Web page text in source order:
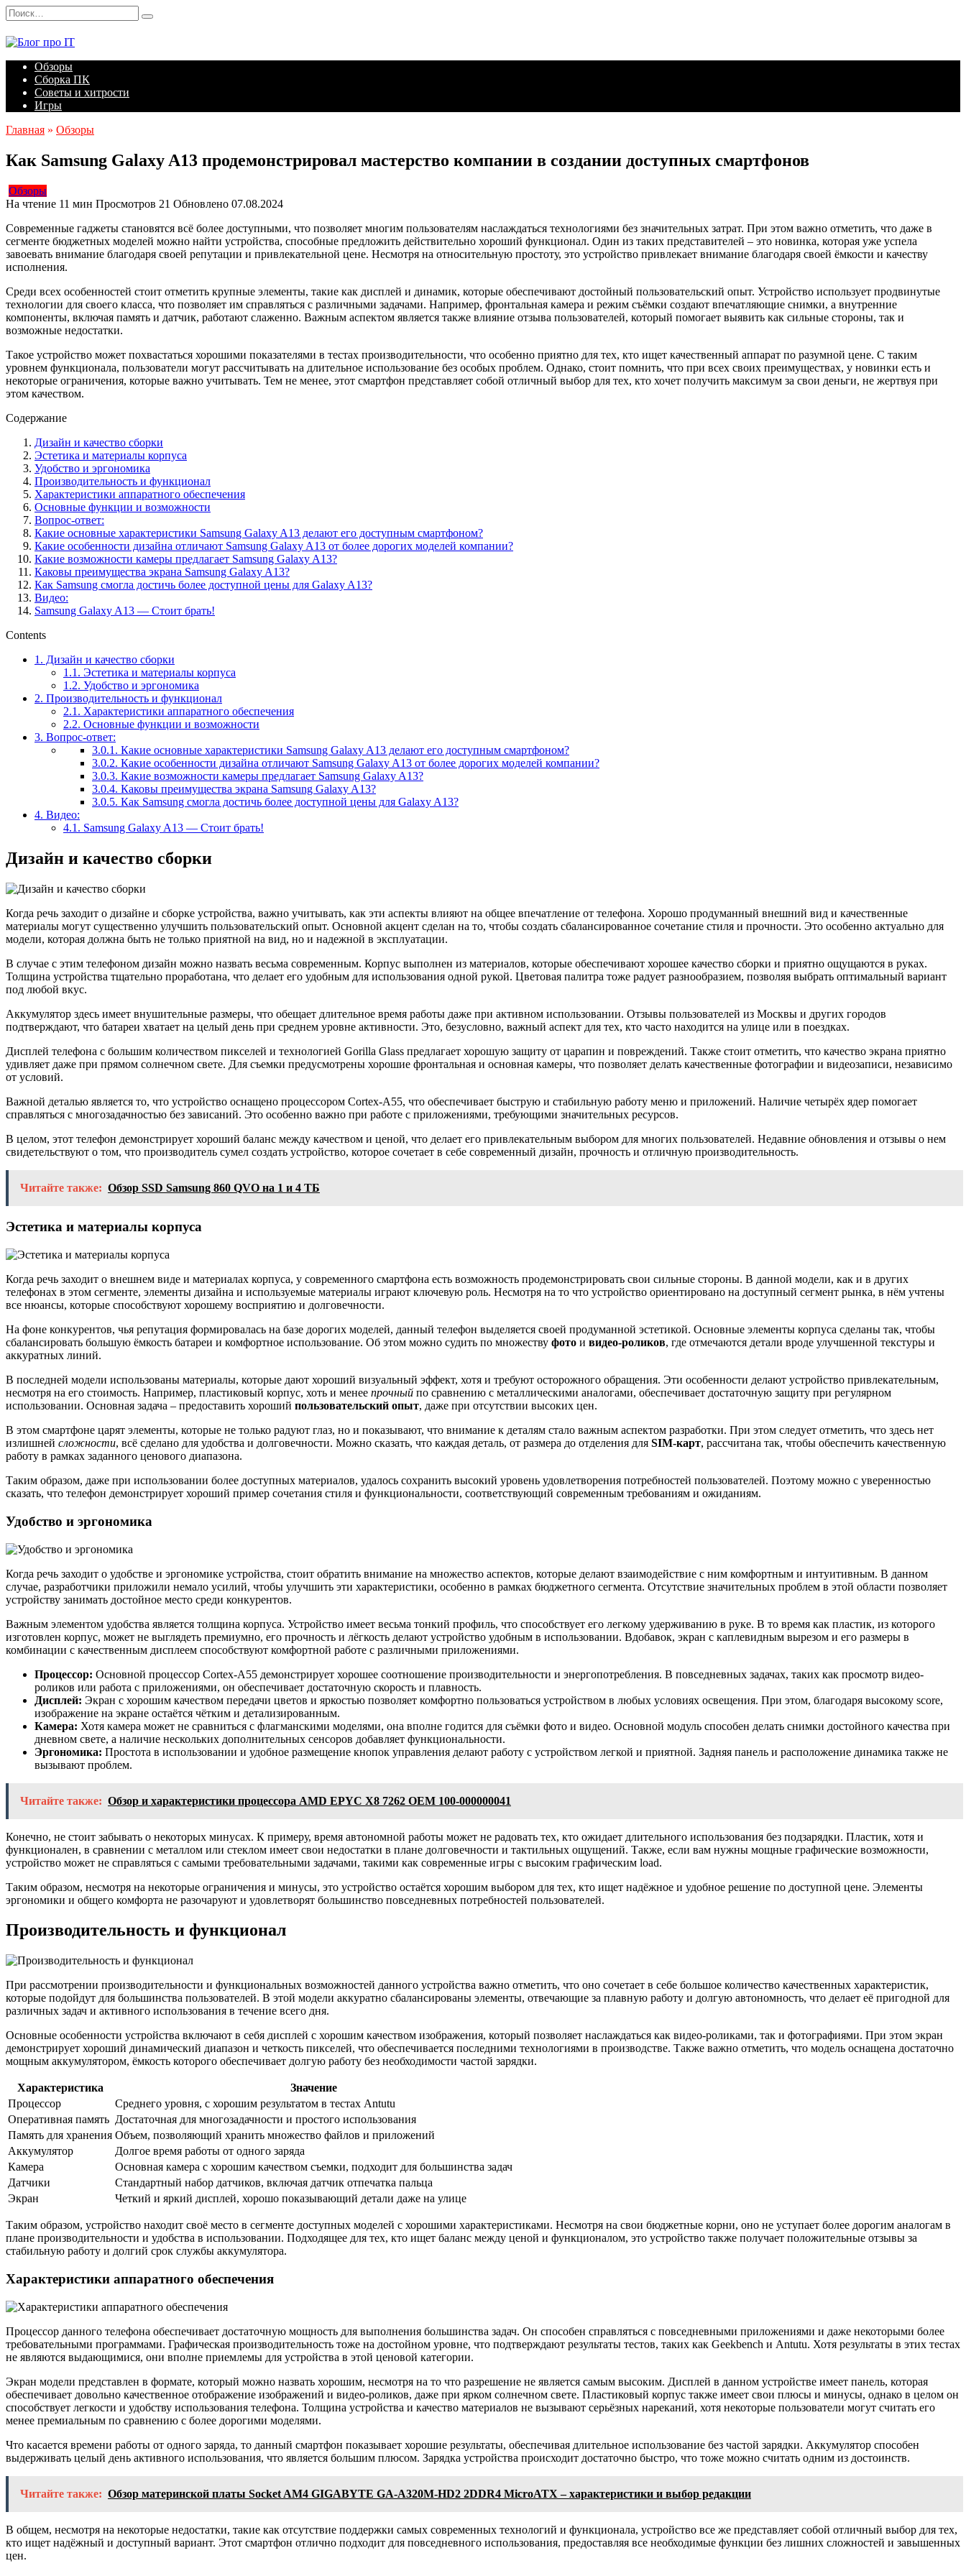
Перейти
к
содержанию
Search
for:
Обзоры
Сборка ПК
Советы и хитрости
Игры
Главная » Обзоры
Как Samsung Galaxy A13 продемонстрировал мастерство компании в создании доступных смартфонов
Обзоры
На чтение 11 мин Просмотров 21 Обновлено 07.08.2024
Современные гаджеты становятся всё более доступными, что позволяет многим пользователям наслаждаться технологиями без значительных затрат. При этом важно отметить, что даже в
сегменте бюджетных моделей можно найти устройства, способные предложить действительно хороший функционал. Один из таких представителей – это новинка, которая уже успела
завоевать внимание благодаря своей репутации и привлекательной цене. Несмотря на относительную простоту, это устройство привлекает внимание благодаря своей ёмкости и качеству
исполнения.
Среди всех особенностей стоит отметить крупные элементы, такие как дисплей и динамик, которые обеспечивают достойный пользовательский опыт. Устройство использует продвинутые
технологии для своего класса, что позволяет им справляться с различными задачами. Например, фронтальная камера и режим съёмки создают впечатляющие снимки, а внутренние
компоненты, включая память и датчик, работают слаженно. Важным аспектом является также влияние отзыва пользователей, который помогает выявить как сильные стороны, так и
возможные недостатки.
Такое устройство может похвастаться хорошими показателями в тестах производительности, что особенно приятно для тех, кто ищет качественный аппарат по разумной цене. С таким
уровнем функционала, пользователи могут рассчитывать на длительное использование без особых проблем. Однако, стоит помнить, что при всех своих преимуществах, у новинки есть и
некоторые ограничения, которые важно учитывать. Тем не менее, этот смартфон представляет собой отличный выбор для тех, кто хочет получить максимум за свои деньги, не жертвуя при
этом качеством.
Содержание
Дизайн и качество сборки
Эстетика и материалы корпуса
Удобство и эргономика
Производительность и функционал
Характеристики аппаратного обеспечения
Основные функции и возможности
Вопрос-ответ:
Какие основные характеристики Samsung Galaxy A13 делают его доступным смартфоном?
Какие особенности дизайна отличают Samsung Galaxy A13 от более дорогих моделей компании?
Какие возможности камеры предлагает Samsung Galaxy A13?
Каковы преимущества экрана Samsung Galaxy A13?
Как Samsung смогла достичь более доступной цены для Galaxy A13?
Видео:
Samsung Galaxy A13 — Стоит брать!
Contents
1. Дизайн и качество сборки
1.1. Эстетика и материалы корпуса
1.2. Удобство и эргономика
2. Производительность и функционал
2.1. Характеристики аппаратного обеспечения
2.2. Основные функции и возможности
3. Вопрос-ответ:
3.0.1. Какие основные характеристики Samsung Galaxy A13 делают его доступным смартфоном?
3.0.2. Какие особенности дизайна отличают Samsung Galaxy A13 от более дорогих моделей компании?
3.0.3. Какие возможности камеры предлагает Samsung Galaxy A13?
3.0.4. Каковы преимущества экрана Samsung Galaxy A13?
3.0.5. Как Samsung смогла достичь более доступной цены для Galaxy A13?
4. Видео:
4.1. Samsung Galaxy A13 — Стоит брать!
Дизайн и качество сборки
Когда речь заходит о дизайне и сборке устройства, важно учитывать, как эти аспекты влияют на общее впечатление от телефона. Хорошо продуманный внешний вид и качественные
материалы могут существенно улучшить пользовательский опыт. Основной акцент сделан на то, чтобы создать сбалансированное сочетание стиля и прочности. Это особенно актуально для
модели, которая должна быть не только приятной на вид, но и надежной в эксплуатации.
В случае с этим телефоном дизайн можно назвать весьма современным. Корпус выполнен из материалов, которые обеспечивают хорошее качество сборки и приятно ощущаются в руках.
Толщина устройства тщательно проработана, что делает его удобным для использования одной рукой. Цветовая палитра тоже радует разнообразием, позволяя выбрать оптимальный вариант
под любой вкус.
Аккумулятор здесь имеет внушительные размеры, что обещает длительное время работы даже при активном использовании. Отзывы пользователей из Москвы и других городов
подтверждают, что батареи хватает на целый день при среднем уровне активности. Это, безусловно, важный аспект для тех, кто часто находится на улице или в поездках.
Дисплей телефона с большим количеством пикселей и технологией Gorilla Glass предлагает хорошую защиту от царапин и повреждений. Также стоит отметить, что качество экрана приятно
удивляет даже при прямом солнечном свете. Для съемки предусмотрены хорошие фронтальная и основная камеры, что позволяет делать качественные фотографии и видеозаписи, независимо
от условий.
Важной деталью является то, что устройство оснащено процессором Cortex-A55, что обеспечивает быструю и стабильную работу меню и приложений. Наличие четырёх ядер помогает
справляться с многозадачностью без зависаний. Это особенно важно при работе с приложениями, требующими значительных ресурсов.
В целом, этот телефон демонстрирует хороший баланс между качеством и ценой, что делает его привлекательным выбором для многих пользователей. Недавние обновления и отзывы о нем
свидетельствуют о том, что производитель сумел создать устройство, которое сочетает в себе современный дизайн, прочность и отличную производительность.
Читайте также: Обзор SSD Samsung 860 QVO на 1 и 4 ТБ
Эстетика и материалы корпуса
Когда речь заходит о внешнем виде и материалах корпуса, у современного смартфона есть возможность продемонстрировать свои сильные стороны. В данной модели, как и в других
телефонах в этом сегменте, элементы дизайна и используемые материалы играют ключевую роль. Несмотря на то что устройство ориентировано на доступный сегмент рынка, в нём учтены
все нюансы, которые способствуют хорошему восприятию и долговечности.
На фоне конкурентов, чья репутация формировалась на базе дорогих моделей, данный телефон выделяется своей продуманной эстетикой. Основные элементы корпуса сделаны так, чтобы
сбалансировать большую ёмкость батареи и комфортное использование. Об этом можно судить по множеству фото и видео-роликов, где отмечаются детали вроде улучшенной текстуры и
аккуратных линий.
В последней модели использованы материалы, которые дают хороший визуальный эффект, хотя и требуют осторожного обращения. Эти особенности делают устройство привлекательным,
несмотря на его стоимость. Например, пластиковый корпус, хоть и менее прочный по сравнению с металлическими аналогами, обеспечивает достаточную защиту при регулярном
использовании. Основная задача – предоставить хороший пользовательский опыт, даже при отсутствии высоких цен.
В этом смартфоне царят элементы, которые не только радуют глаз, но и показывают, что внимание к деталям стало важным аспектом разработки. При этом следует отметить, что здесь нет
излишней сложности, всё сделано для удобства и долговечности. Можно сказать, что каждая деталь, от размера до отделения для SIM-карт, рассчитана так, чтобы обеспечить качественную
работу в рамках заданного ценового диапазона.
Таким образом, даже при использовании более доступных материалов, удалось сохранить высокий уровень удовлетворения потребностей пользователей. Поэтому можно с уверенностью
сказать, что телефон демонстрирует хороший пример сочетания стиля и функциональности, соответствующий современным требованиям и ожиданиям.
Удобство и эргономика
Когда речь заходит о удобстве и эргономике устройства, стоит обратить внимание на множество аспектов, которые делают взаимодействие с ним комфортным и интуитивным. В данном
случае, разработчики приложили немало усилий, чтобы улучшить эти характеристики, особенно в рамках бюджетного сегмента. Отсутствие значительных проблем в этой области позволяет
устройству занимать достойное место среди конкурентов.
Важным элементом удобства является толщина корпуса. Устройство имеет весьма тонкий профиль, что способствует его легкому удерживанию в руке. В то время как пластик, из которого
изготовлен корпус, может не выглядеть премиумно, его прочность и лёгкость делают устройство удобным в использовании. Вдобавок, экран с каплевидным вырезом и его размеры в
комбинации с качественным дисплеем способствуют комфортной работе с различными приложениями.
Процессор: Основной процессор Cortex-A55 демонстрирует хорошее соотношение производительности и энергопотребления. В повседневных задачах, таких как просмотр видео-
роликов или работа с приложениями, он обеспечивает достаточную скорость и плавность.
Дисплей: Экран с хорошим качеством передачи цветов и яркостью позволяет комфортно пользоваться устройством в любых условиях освещения. При этом, благодаря высокому score,
изображение на экране остаётся чётким и детализированным.
Камера: Хотя камера может не сравниться с флагманскими моделями, она вполне годится для съёмки фото и видео. Основной модуль способен делать снимки достойного качества при
дневном свете, а наличие нескольких дополнительных сенсоров добавляет функциональности.
Эргономика: Простота в использовании и удобное размещение кнопок управления делают работу с устройством легкой и приятной. Задняя панель и расположение динамика также не
вызывают проблем.
Читайте также: Обзор и характеристики процессора AMD EPYC X8 7262 OEM 100-000000041
Конечно, не стоит забывать о некоторых минусах. К примеру, время автономной работы может не радовать тех, кто ожидает длительного использования без подзарядки. Пластик, хотя и
функционален, в сравнении с металлом или стеклом имеет свои недостатки в плане долговечности и тактильных ощущений. Также, если вам нужны мощные графические возможности,
устройство может не справляться с самыми требовательными задачами, такими как современные игры с высоким графическим load.
Таким образом, несмотря на некоторые ограничения и минусы, это устройство остаётся хорошим выбором для тех, кто ищет надёжное и удобное решение по доступной цене. Элементы
эргономики и общего комфорта не разочаруют и удовлетворят большинство повседневных потребностей пользователей.
Производительность и функционал
При рассмотрении производительности и функциональных возможностей данного устройства важно отметить, что оно сочетает в себе большое количество качественных характеристик,
которые подойдут для большинства пользователей. В этой модели аккуратно сбалансированы элементы, отвечающие за плавную работу и долгую автономность, что делает её пригодной для
различных задач и активного использования в течение всего дня.
Основные особенности устройства включают в себя дисплей с хорошим качеством изображения, который позволяет наслаждаться как видео-роликами, так и фотографиями. При этом экран
демонстрирует хороший динамический диапазон и четкость пикселей, что обеспечивается последними технологиями в производстве. Также важно отметить, что модель оснащена достаточно
мощным аккумулятором, ёмкость которого обеспечивает долгую работу без необходимости частой зарядки.
Характеристика
Значение
Процессор
Среднего уровня, с хорошим результатом в тестах Antutu
Оперативная память Достаточная для многозадачности и простого использования
Память для хранения Объем, позволяющий хранить множество файлов и приложений
Аккумулятор
Долгое время работы от одного заряда
Камера
Основная камера с хорошим качеством съемки, подходит для большинства задач
Датчики
Стандартный набор датчиков, включая датчик отпечатка пальца
Экран
Четкий и яркий дисплей, хорошо показывающий детали даже на улице
Таким образом, устройство находит своё место в сегменте доступных моделей с хорошими характеристиками. Несмотря на свои бюджетные корни, оно не уступает более дорогим аналогам в
плане производительности и удобства в использовании. Подходящее для тех, кто ищет баланс между ценой и функционалом, это устройство также получает положительные отзывы за
стабильную работу и долгий срок службы аккумулятора.
Характеристики аппаратного обеспечения
Процессор данного телефона обеспечивает достаточную мощность для выполнения большинства задач. Он способен справляться с повседневными приложениями и даже некоторыми более
требовательными программами. Графическая производительность тоже на достойном уровне, что подтверждают результаты тестов, таких как Geekbench и Antutu. Хотя результаты в этих тестах
не являются выдающимися, они вполне приемлемы для устройства в этой ценовой категории.
Экран модели представлен в формате, который можно назвать хорошим, несмотря на то что разрешение не является самым высоким. Дисплей в данном устройстве имеет панель, которая
обеспечивает довольно качественное отображение изображений и видео-роликов, даже при ярком солнечном свете. Пластиковый корпус также имеет свои плюсы и минусы, однако в целом он
способствует легкости и удобству использования телефона. Толщина устройства и качество материалов не вызывают серьёзных нареканий, хотя некоторые пользователи могут считать его
менее премиальным по сравнению с более дорогими моделями.
Что касается времени работы от одного заряда, то данный смартфон показывает хорошие результаты, обеспечивая длительное использование без частой зарядки. Аккумулятор способен
выдерживать целый день активного использования, что является большим плюсом. Зарядка устройства происходит достаточно быстро, что тоже можно считать одним из достоинств.
Читайте также: Обзор материнской платы Socket AM4 GIGABYTE GA-A320M-HD2 2DDR4 MicroATX – характеристики и выбор редакции
В общем, несмотря на некоторые недостатки, такие как отсутствие поддержки самых современных технологий и функционала, устройство все же представляет собой отличный выбор для тех,
кто ищет надёжный и доступный вариант. Этот смартфон отлично подходит для повседневного использования, предоставляя все необходимые функции без лишних сложностей и завышенных
цен.